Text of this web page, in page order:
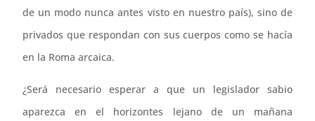
de un modo nunca antes visto en nuestro país), sino de
privados que respondan con sus cuerpos como se hacía
en la Roma arcaica.
¿Será necesario esperar a que un legislador sabio
aparezca en el horizontes lejano de un mañana